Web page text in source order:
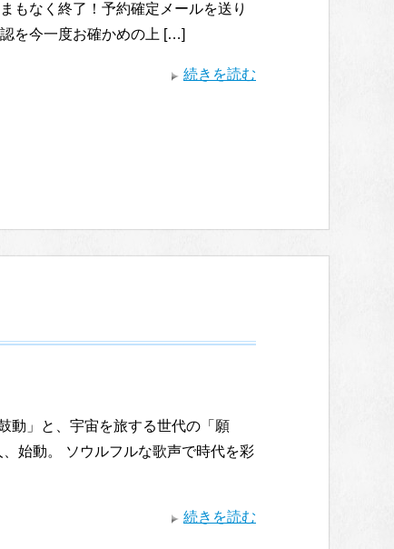
もなく終了！予約確定メールを送り
を今一度お確かめの上 […]
続きを読む
動」と、宇宙を旅する世代の「願
始動。 ソウルフルな歌声で時代を彩
続きを読む